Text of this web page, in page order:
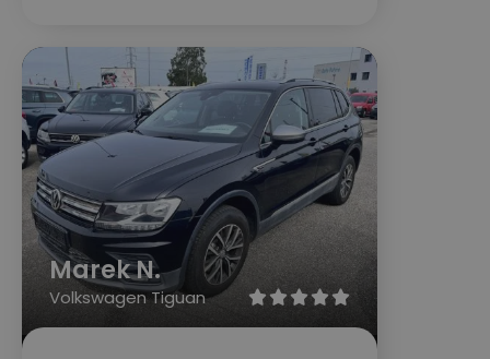
 
Marek N.
Volkswagen Tiguan